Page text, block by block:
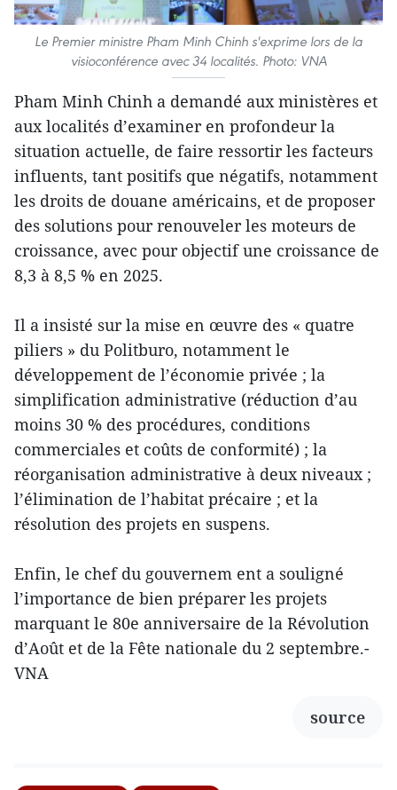
Le Premier ministre Pham Minh Chinh s'exprime lors de la
visioconférence avec 34 localités. Photo: VNA
Pham Minh Chinh a demandé aux ministères et
aux localités d’examiner en profondeur la
situation actuelle, de faire ressortir les facteurs
influents, tant positifs que négatifs, notamment
les droits de douane américains, et de proposer
des solutions pour renouveler les moteurs de
croissance, avec pour objectif une croissance de
8,3 à 8,5 % en 2025.
Il a insisté sur la mise en œuvre des « quatre
piliers » du Politburo, notamment le
développement de l’économie privée ; la
simplification administrative (réduction d’au
moins 30 % des procédures, conditions
commerciales et coûts de conformité) ; la
réorganisation administrative à deux niveaux ;
l’élimination de l’habitat précaire ; et la
résolution des projets en suspens.
Enfin, le chef du gouvernem ent a souligné
l’importance de bien préparer les projets
marquant le 80e anniversaire de la Révolution
d’Août et de la Fête nationale du 2 septembre.-
VNA
source